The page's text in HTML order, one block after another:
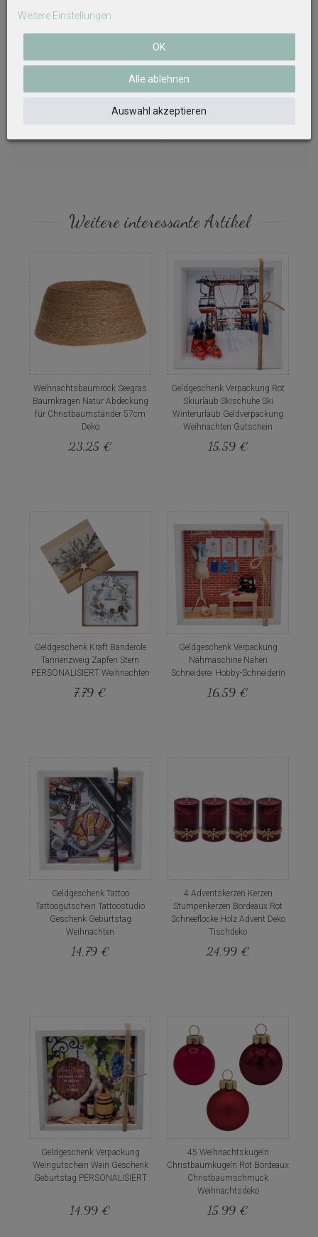
Quecksilber.
Bitte beachten Sie die vorstehenden Hinweise!
Auf Produktbildern abgebildetes Zubehör sowie
Dekoartikel gehören nicht zum Lieferumfang, sofern
Weitere interessante Artikel
Weihnachtsbaumrock Seegras
Baumkragen Natur Abdeckung
für Christbaumständer 57cm
Deko
23,25 €
Geldgeschenk Verpackung Rot
Skiurlaub Skischuhe Ski
Winterurlaub Geldverpackung
Weihnachten Gutschein
15,59 €
Geldgeschenk Kraft Banderole
Tannenzweig Zapfen Stern
PERSONALISIERT Weihnachten
7,79 €
Geldgeschenk Verpackung
Nähmaschine Nähen
Schneiderei Hobby-Schneiderin
16,59 €
Geldgeschenk Tattoo
Tattoogutschein Tattoostudio
Geschenk Geburtstag
Weihnachten
14,79 €
4 Adventskerzen Kerzen
Stumpenkerzen Bordeaux Rot
Schneeflocke Holz Advent Deko
Tischdeko
24,99 €
Geldgeschenk Verpackung
Weingutschein Wein Geschenk
Geburtstag PERSONALISIERT
14,99 €
45 Weihnachtskugeln
Christbaumkugeln Rot Bordeaux
Christbaumschmuck
Weihnachtsdeko
15,99 €
Weitere Einstellungen
OK
Alle ablehnen
Auswahl akzeptieren